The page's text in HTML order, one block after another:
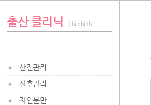
출산 클리닉 Childbirth
산전관리
산후관리
자연분만